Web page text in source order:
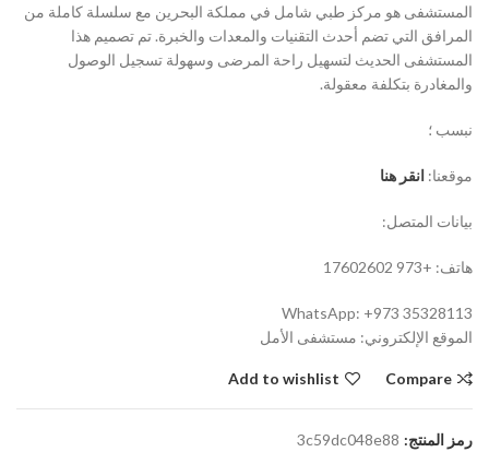
المستشفى هو مركز طبي شامل في مملكة البحرين مع سلسلة كاملة من
المرافق التي تضم أحدث التقنيات والمعدات والخبرة. تم تصميم هذا
المستشفى الحديث لتسهيل راحة المرضى وسهولة تسجيل الوصول
والمغادرة بتكلفة معقولة.
نبسب ؛
موقعنا: انقر هنا
بيانات المتصل:
هاتف: +973 17602602
WhatsApp: +973 35328113
الموقع الإلكتروني: مستشفى الأمل
Compare
Add to wishlist
رمز المنتج: 3c59dc048e88